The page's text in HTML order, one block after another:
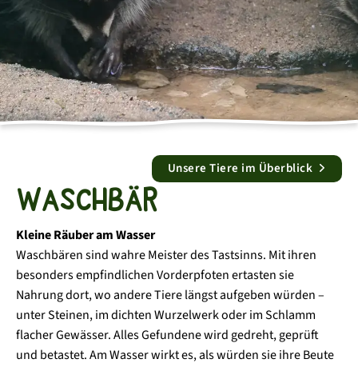
Kindergeburtstage
Freizeitabenteuer
Gastronomie
Fragen zum Park
Hunde im Wildpark
Spenden
Social Day
Programme
Multiplikatorenschulung
Aktuelles
News Über uns
Arbeiten im Wildpark
Leitbild
Unsere Tiere im Überblick
Waschbär
Kleine Räuber am Wasser
Waschbären sind wahre Meister des Tastsinns. Mit ihren
besonders empfindlichen Vorderpfoten ertasten sie
Nahrung dort, wo andere Tiere längst aufgeben würden –
unter Steinen, im dichten Wurzelwerk oder im Schlamm
flacher Gewässer. Alles Gefundene wird gedreht, geprüft
und betastet. Am Wasser wirkt es, als würden sie ihre Beute